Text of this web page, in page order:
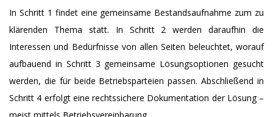
In Schritt 1 findet eine gemeinsame Bestandsaufnahme zum zu
klärenden Thema statt. In Schritt 2 werden daraufhin die
Interessen und Bedürfnisse von allen Seiten beleuchtet, worauf
aufbauend in Schritt 3 gemeinsame Lösungsoptionen gesucht
werden, die für beide Betriebsparteien passen. Abschließend in
Schritt 4 erfolgt eine rechtssichere Dokumentation der Lösung –